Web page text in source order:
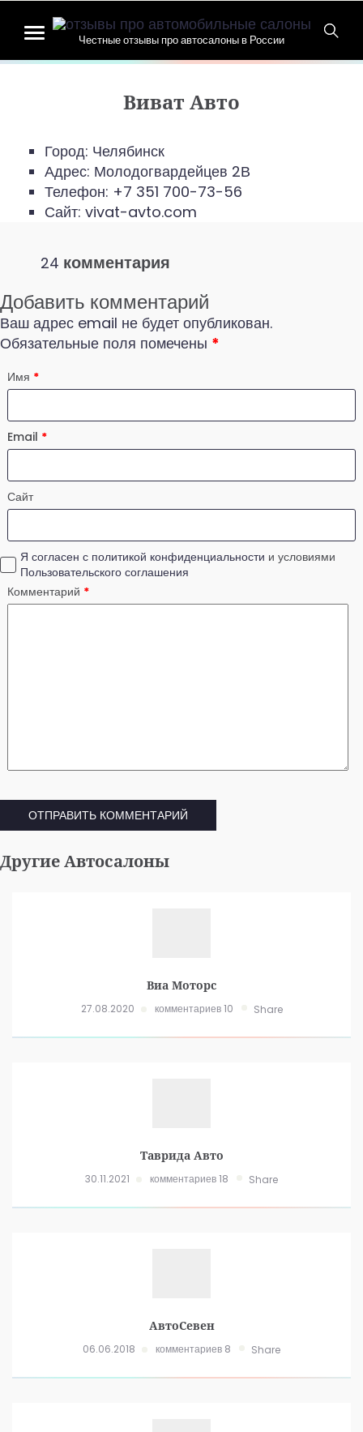
Честные отзывы про автосалоны в России
Виват Авто
Город: Челябинск
Адрес: Молодогвардейцев 2В
Телефон: +7 351 700-73-56
Сайт: vivat-avto.com
24 комментария
Добавить комментарий
Ваш адрес email не будет опубликован.
Обязательные поля помечены *
Имя *
Email *
Сайт
Я согласен с политикой конфиденциальности и условиями
Пользовательского соглашения
Комментарий *
Другие Автосалоны
Виа Моторс
27.08.2020 комментариев 10 Share
Таврида Авто
30.11.2021 комментариев 18 Share
АвтоСевен
06.06.2018 комментариев 8 Share